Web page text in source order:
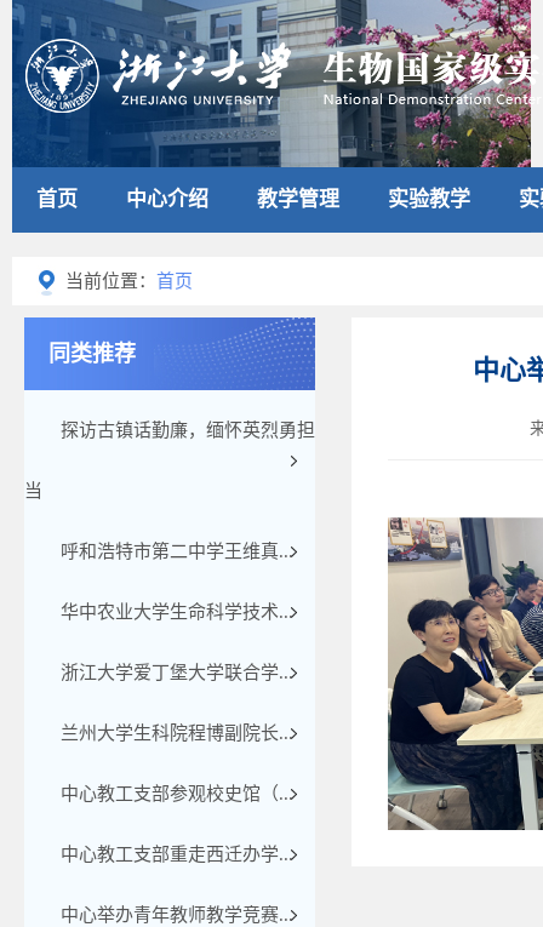
首页 中心介绍 教学管理 实验教学
当前位置： 首页
同类推荐
探访古镇话勤廉，缅怀英烈勇担
当
呼和浩特市第二中学王维真...
华中农业大学生命科学技术...
浙江大学爱丁堡大学联合学...
兰州大学生科院程博副院长...
中心教工支部参观校史馆（...
中心教工支部重走西迁办学...
中心举办青年教师教学竞赛...
中心